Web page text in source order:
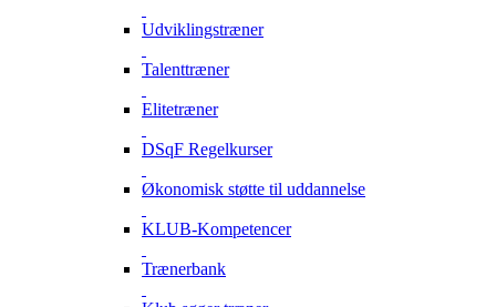
Udviklingstræner
Talenttræner
Elitetræner
DSqF Regelkurser
Økonomisk støtte til uddannelse
KLUB-Kompetencer
Trænerbank